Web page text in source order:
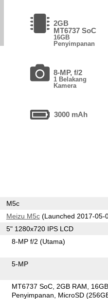
2GB
MT6737 SoC
16GB
Penyimpanan
8-MP, f/2
1 Belakang
Kamera
3000 mAh
M5c
Meizu M5c(Launched 2017-05-
5" 1280x720 IPS LCD
8-MP f/2(Utama)
5-MP
MT6737 SoC 2GB RAM
16GB
Penyimpanan
MicroSD